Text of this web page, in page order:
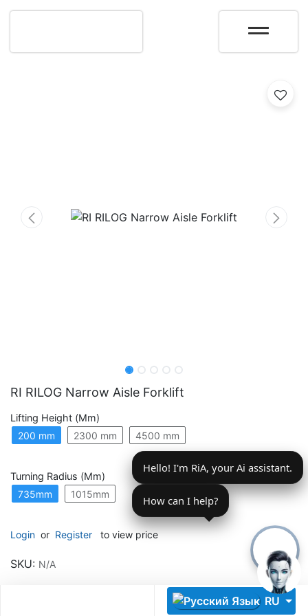
RU
RI RILOG Narrow Aisle Forklift
Lifting Height (mm)
200 mm
2300 mm 4500 mm
Turning Radius (mm)
735mm
1015mm
Login or Register to view price
SKU: N/A
Descoperă RiA Ecosystem
Platformă integrată pentru managementul flotei de roboți
Monitorizare în timp real și analiză date
Conectează roboți, software și servicii într-o singură
soluție
Scalabil de la 1 robot la zeci de unități
Află mai mult
Hello! I'm RiA, your Ai assistant.
How can I help?